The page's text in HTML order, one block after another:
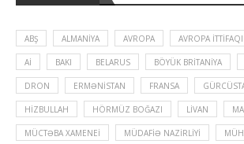
ABŞ ALMANIYA AVROPA AVROPA İTTIFAQI
Aİ BAKI BELARUS BÖYÜK BRITANIYA
DRON ERMƏNISTAN FRANSA
HIZBULLAH HÖRMÜZ BOĞAZI LIVAN
MÜCTƏBA XAMENEI MÜDAFIƏ NAZIRLIYI